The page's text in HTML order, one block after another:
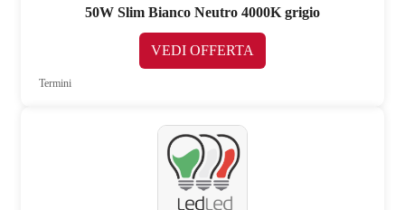
50W Slim Bianco Neutro 4000K grigio
VEDI OFFERTA
Termini